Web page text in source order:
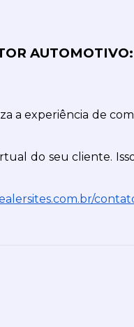
a experiência de
do seu cliente.